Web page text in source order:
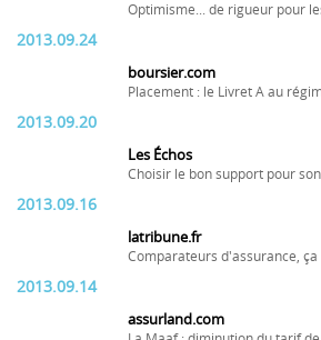
Optimisme... de rigueur pour
2013.09.24
boursier.com
Placement : le Livret A au
2013.09.20
Les Échos
Choisir le bon support pour
2013.09.16
latribune.fr
Comparateurs d'assurance,
2013.09.14
assurland.com